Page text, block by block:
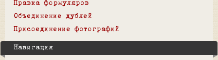
Правка формуляров
Объединение дублей
Присоединение фотографий
Навигация